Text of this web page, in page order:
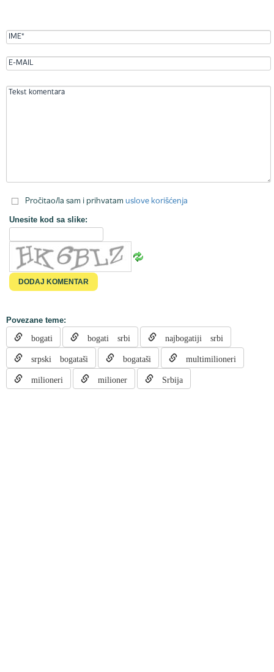
Pročitao/la sam i prihvatam uslove korišćenja
Unesite kod sa slike:
Povezane teme:
bogati bogati srbi najbogatiji srbi
srpski bogataši bogataši multimilioneri
milioneri milioner Srbija